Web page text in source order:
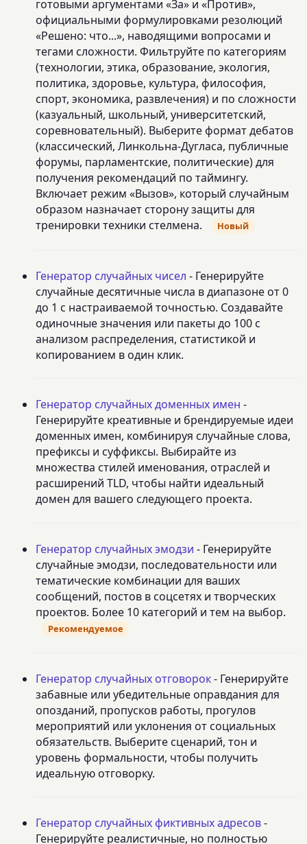
готовыми аргументами «За» и «Против»,
официальными формулировками резолюций
«Решено: что...», наводящими вопросами и
тегами сложности. Фильтруйте по категориям
(технологии, этика, образование, экология,
политика, здоровье, культура, философия,
спорт, экономика, развлечения) и по сложности
(казуальный, школьный, университетский,
соревновательный). Выберите формат дебатов
(классический, Линкольна-Дугласа, публичные
форумы, парламентские, политические) для
получения рекомендаций по таймингу.
Включает режим «Вызов», который случайным
образом назначает сторону защиты для
тренировки техники стелмена.
Новый
Генератор случайных чисел - Генерируйте
случайные десятичные числа в диапазоне от 0
до 1 с настраиваемой точностью. Создавайте
одиночные значения или пакеты до 100 с
анализом распределения, статистикой и
копированием в один клик.
Генератор случайных доменных имен -
Генерируйте креативные и брендируемые идеи
доменных имен, комбинируя случайные слова,
префиксы и суффиксы. Выбирайте из
множества стилей именования, отраслей и
расширений TLD, чтобы найти идеальный
домен для вашего следующего проекта.
Генератор случайных эмодзи - Генерируйте
случайные эмодзи, последовательности или
тематические комбинации для ваших
сообщений, постов в соцсетях и творческих
проектов. Более 10 категорий и тем на выбор.
Рекомендуемое
Генератор случайных отговорок- Генерируйте
забавные или убедительные оправдания для
опозданий, пропусков работы, прогулов
мероприятий или уклонения от социальных
обязательств. Выберите сценарий, тон и
уровень формальности, чтобы получить
идеальную отговорку.
Генератор случайных фиктивных адресов-
Генерируйте реалистичные, но полностью